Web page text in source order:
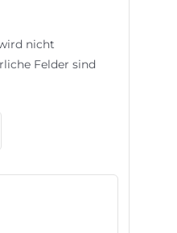
nicht
Felder sind